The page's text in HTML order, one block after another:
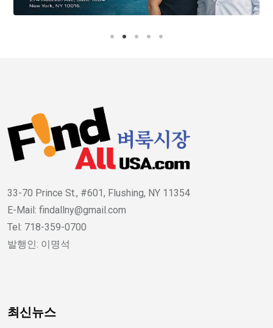
33-70 Prince St., #601, Flushing, NY 11354
E-Mail: findallny@gmail.com
Tel: 718-359-0700
발행인: 이명석
최신뉴스